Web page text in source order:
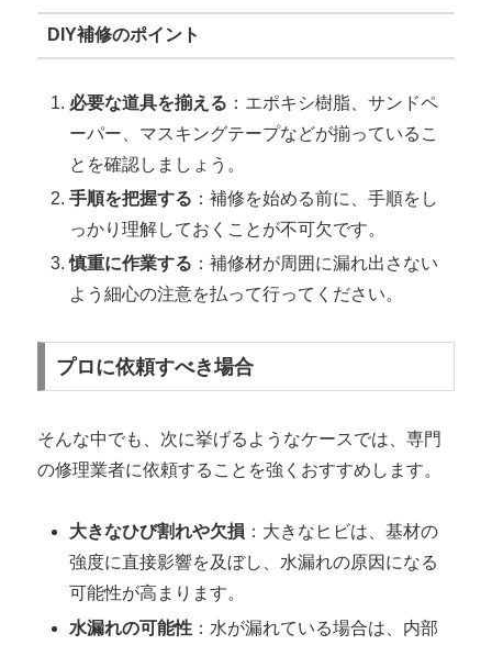
DIY補修のポイント
必要な道具を揃える ：エポキシ樹脂、サンドペ
ーパー、マスキングテープなどが揃っているこ
とを確認しましょう。
手順を把握する ：補修を始める前に、手順をし
っかり理解しておくことが不可欠です。
慎重に作業する ：補修材が周囲に漏れ出さない
よう細心の注意を払って行ってください。
プロに依頼すべき場合
そんな中でも、次に挙げるようなケースでは、専門
の修理業者に依頼することを強くおすすめします。
大きなひび割れや欠損 ：大きなヒビは、基材の
強度に直接影響を及ぼし、水漏れの原因になる
可能性が高まります。
水漏れの可能性：水が漏れている場合は、内部